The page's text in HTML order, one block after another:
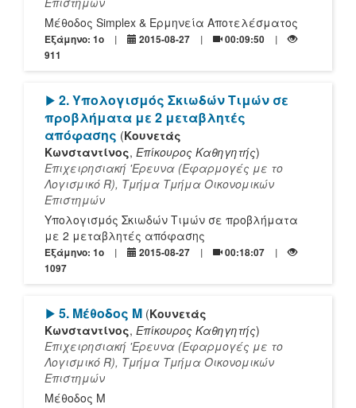
Μέθοδος Simplex & Ερμηνεία Αποτελέσματος
Εξάμηνο: 1o 2015-08-27
00:09:50
911
[Play]
2. Υπολογισμός Σκιωδών Τιμών σε
προβλήματα με 2 μεταβλητές
απόφασης (Κουνετάς
Κωνσταντίνος, Επίκουρος Καθηγητής)
Επιχειρησιακή 'Ερευνα (Εφαρμογές με το
Λογισμικό R), Τμήμα Τμήμα Οικονομικών
Επιστημών
Υπολογισμός Σκιωδών Τιμών σε προβλήματα
με 2 μεταβλητές απόφασης
Εξάμηνο: 1o 2015-08-27
00:18:07
1097
[Play]
5. Μέθοδος Μ (Κουνετάς
Κωνσταντίνος, Επίκουρος Καθηγητής)
Επιχειρησιακή 'Ερευνα (Εφαρμογές με το
Λογισμικό R), Τμήμα Τμήμα Οικονομικών
Επιστημών
Μέθοδος Μ